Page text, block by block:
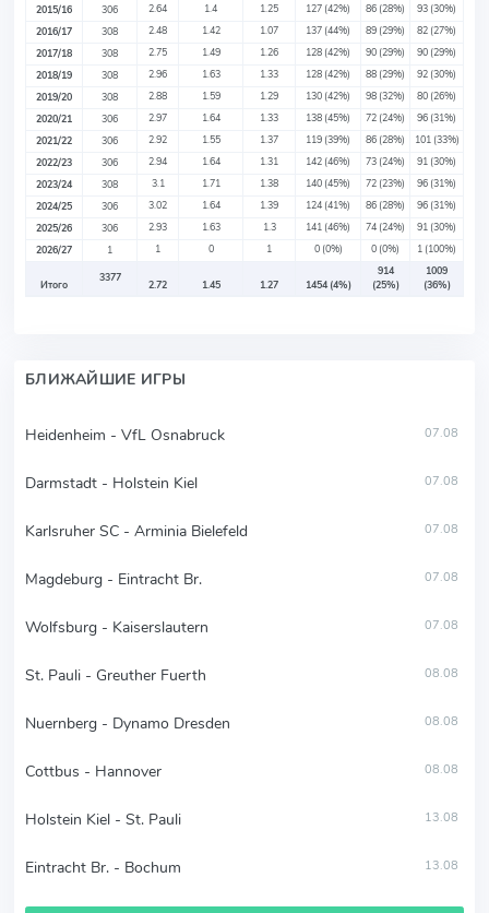
2015/16
306 2.64 1.4 1.25 127 (42%) 86 (28%) 93 (30%)
2016/17
308 2.48 1.42 1.07 137 (44%) 89 (29%) 82 (27%)
2017/18
308 2.75 1.49 1.26 128 (42%) 90 (29%) 90 (29%)
2018/19
308 2.96 1.63 1.33 128 (42%) 88 (29%) 92 (30%)
2019/20
308 2.88 1.59 1.29 130 (42%) 98 (32%) 80 (26%)
2020/21
306 2.97 1.64 1.33 138 (45%) 72 (24%) 96 (31%)
2021/22
306 2.92 1.55 1.37 119 (39%) 86 (28%) 101 (33%)
2022/23
306 2.94 1.64 1.31 142 (46%) 73 (24%) 91 (30%)
2023/24
308 3.1 1.71 1.38 140 (45%) 72 (23%) 96 (31%)
2024/25
306 3.02 1.64 1.39 124 (41%) 86 (28%) 96 (31%)
2025/26
306 2.93 1.63 1.3 141 (46%) 74 (24%) 91 (30%)
2026/27
1 1 0 1 0 (0%) 0 (0%) 1 (100%)
Итого
3377
2.72 1.45 1.27 1454 (4%)
914
(25%)
1009
(36%)
БЛИЖАЙШИЕ ИГРЫ
Heidenheim - VfL Osnabruck 07.08
Darmstadt - Holstein Kiel 07.08
Karlsruher SC - Arminia Bielefeld 07.08
Magdeburg - Eintracht Br. 07.08
Wolfsburg - Kaiserslautern 07.08
St. Pauli - Greuther Fuerth 08.08
Nuernberg - Dynamo Dresden 08.08
Cottbus - Hannover 08.08
Holstein Kiel - St. Pauli 13.08
Eintracht Br. - Bochum 13.08